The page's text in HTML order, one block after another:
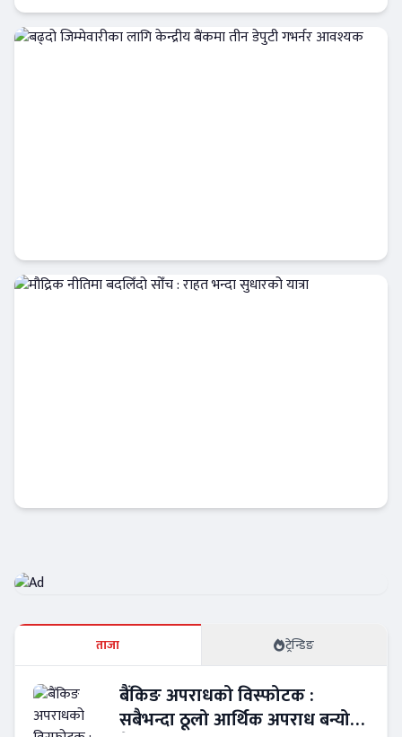
Banner News
Banner News
ताजा ट्रेन्डिङ
बैंकिङ अपराधको विस्फोटक :
सबैभन्दा ठूलो आर्थिक अपराध बन्यो